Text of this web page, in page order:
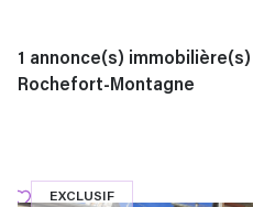
1 annonce(s)
Rochefort-Montagne
EXCLUSIF